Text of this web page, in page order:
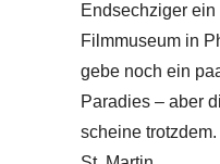
Endsechziger
Filmmuseum in
gebe noch ein
Paradies – aber
scheine trotzdem.